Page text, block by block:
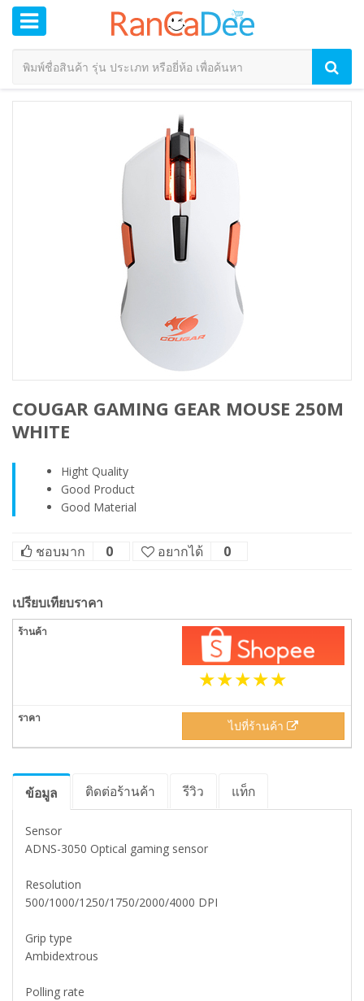
COUGAR GAMING GEAR MOUSE 250M
WHITE
Hight Quality
Good Product
Good Material
ชอบมาก 0 อยากได้ 0
เปรียบเทียบราคา
ไปที่ร้านค้า
ข้อมูล ติดต่อร้านค้า รีวิว แท็ก
Sensor
ADNS-3050 Optical gaming sensor
Resolution
500/1000/1250/1750/2000/4000 DPI
Grip type
Ambidextrous
Polling rate